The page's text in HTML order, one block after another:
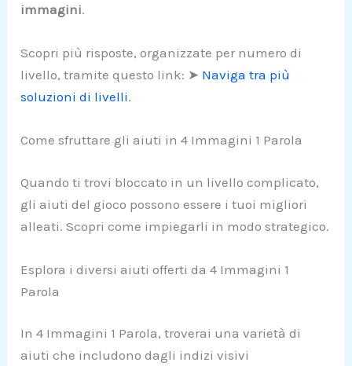
immagini.
Scopri più risposte, organizzate per numero di
livello, tramite questo link: ➤ Naviga tra più
soluzioni di livelli.
Come sfruttare gli aiuti in 4 Immagini 1 Parola
Quando ti trovi bloccato in un livello complicato,
gli aiuti del gioco possono essere i tuoi migliori
alleati. Scopri come impiegarli in modo strategico.
Esplora i diversi aiuti offerti da 4 Immagini 1
Parola
In 4 Immagini 1 Parola, troverai una varietà di
aiuti che includono dagli indizi visivi